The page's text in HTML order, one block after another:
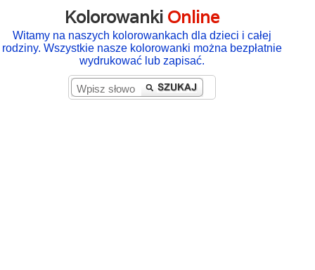
Kolorowanki Online
Witamy na naszych kolorowankach dla dzieci i całej
rodziny. Wszystkie nasze kolorowanki można bezpłatnie
wydrukować lub zapisać.